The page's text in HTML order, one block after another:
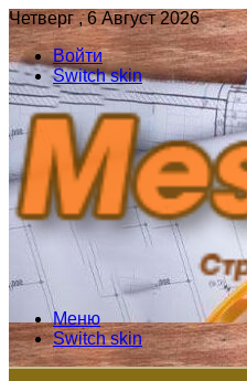
Четверг , 6 Август 2026
Войти
Switch skin
Меню
Switch skin